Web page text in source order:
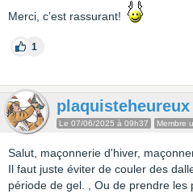
Merci, c’est rassurant!
1
plaquisteheureux
Le 07/06/2025 à 09h37 Membre
Salut, maçonnerie d'hiver,
Il faut juste éviter de couler des
période de gel. , Ou de prendre les